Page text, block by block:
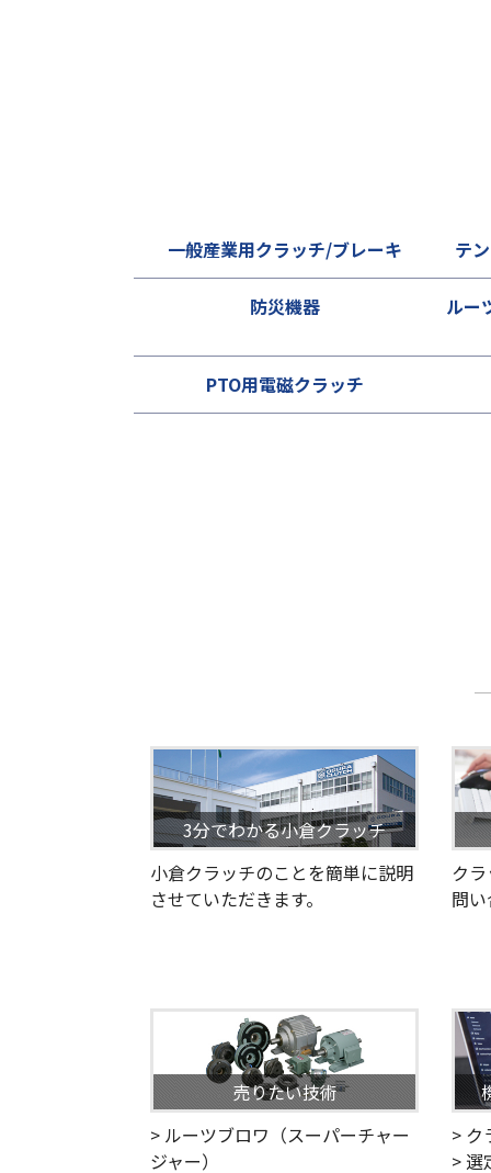
一般産業用クラッチ/ブレーキ テ
防災機器 ルー
PTO用電磁クラッチ
3分でわかる小倉クラッチ
小倉クラッチのことを簡単に説明
させていただきます。
ク
問
売りたい技術
> ルーツブロワ（スーパーチャー
ジャー）
> ク
> 選